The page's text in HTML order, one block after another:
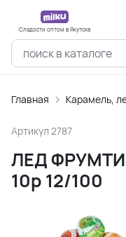
Сладости оптом в Якутске
Главная Карамель,
Артикул 2787
ЛЕД
10р 12/100